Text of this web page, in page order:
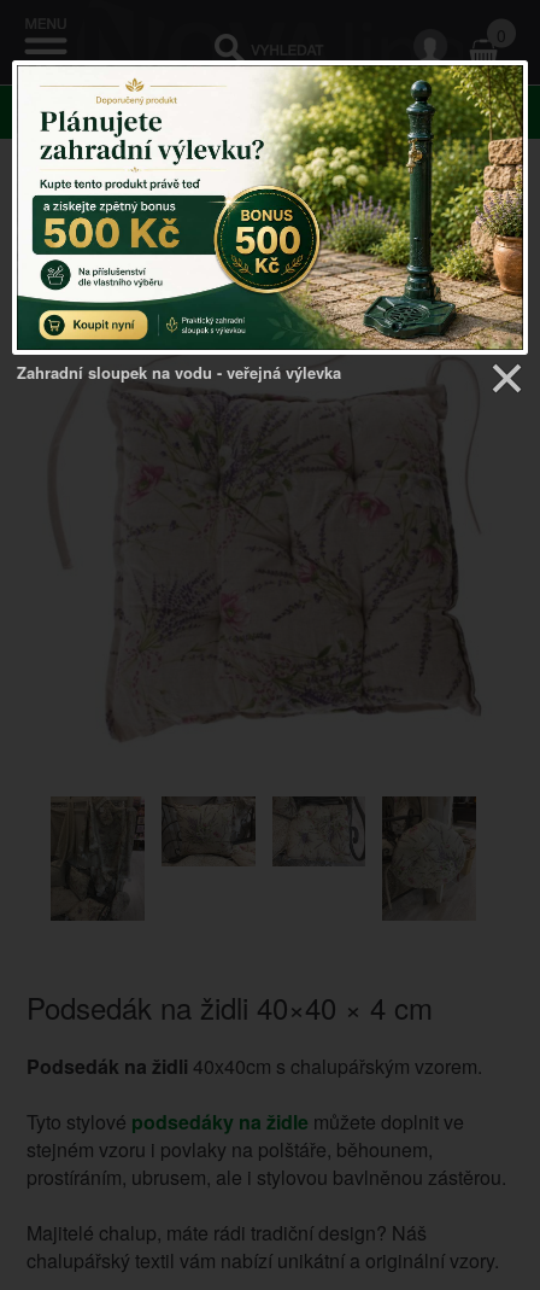
0
KATEGORIE
Venkovský domov ->Bytový textil->Podsedák na židli
40×40 × 4 cm
Podsedák na židli 40×40 × 4 cm
Podsedák na židli 40x40cm s chalupářským vzorem.
Tyto stylové podsedáky na židle můžete doplnit ve
stejném vzoru i povlaky na polštáře, běhounem,
prostíráním, ubrusem, ale i stylovou bavlněnou zástěrou.
Majitelé chalup, máte rádi tradiční design? Náš
chalupářský textil vám nabízí unikátní a originální vzory.
Zahradní sloupek na vodu - veřejná výlevka